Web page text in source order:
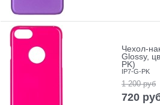
Чехол-
Glossy,
PK)
IP7-G-PK
1 200 руб
720